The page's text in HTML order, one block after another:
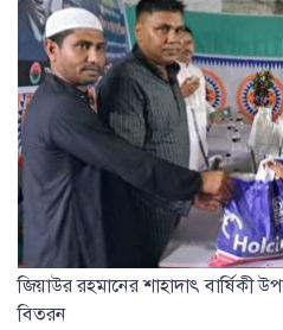
জিয়াউর রহমানের শাহাদাৎ বার্ষিকী
বিতরন